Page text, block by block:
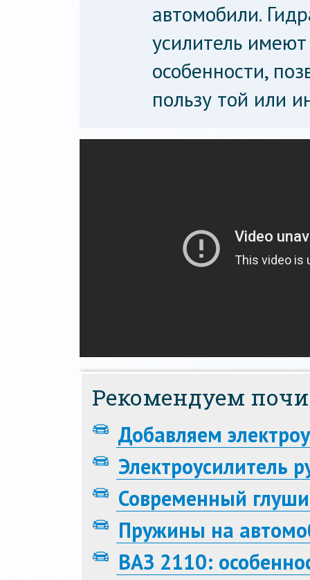
автомобили.
усилитель
особенности,
пользу той или
Рекомендуем
Добавляем
Электроусилитель
Современный
Пружины на
ВАЗ 2110: